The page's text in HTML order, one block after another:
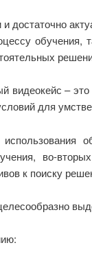
достаточно
обучения,
видеокейс –
для
во-
к поиску